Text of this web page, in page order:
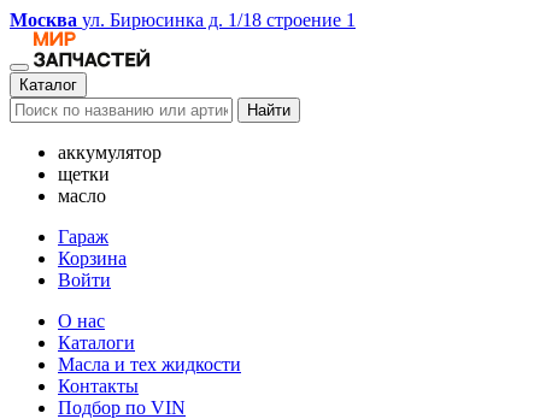
Москва ул. Бирюсинка д. 1/18 строение 1
Каталог
Найти
аккумулятор
щетки
масло
Гараж
Корзина
Войти
О нас
Каталоги
Масла и тех жидкости
Контакты
Подбор по VIN